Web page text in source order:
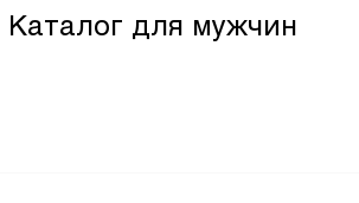
Каталог для мужчин